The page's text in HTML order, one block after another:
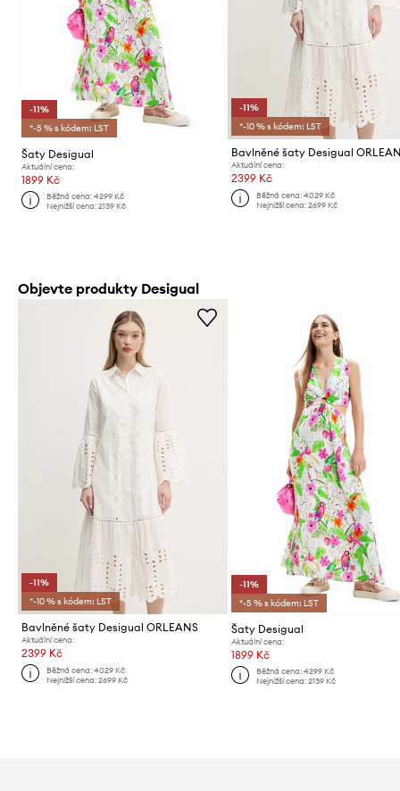
-11%
*-5 % s kódem: LST
Šaty Desigual
Aktuální cena:
1899 Kč
Běžná cena:4299 Kč
Nejnižší cena:2139 Kč
-11%
*-10 % s kódem: LST
Bavlněné šaty Desigual
Aktuální cena:
2399 Kč
Běžná cena: 4029 Kč
Nejnižší cena: 2699 Kč
Objevte produkty Desigual
-11%
*-10 % s kódem: LST
Bavlněné šaty Desigual ORLEANS
Aktuální cena:
2399 Kč
Běžná cena:4029 Kč
Nejnižší cena:2699 Kč
-11%
*-5 % s kódem: LST
Šaty Desigual
Aktuální cena:
1899 Kč
Běžná cena: 4299 Kč
Nejnižší cena: 2139 Kč